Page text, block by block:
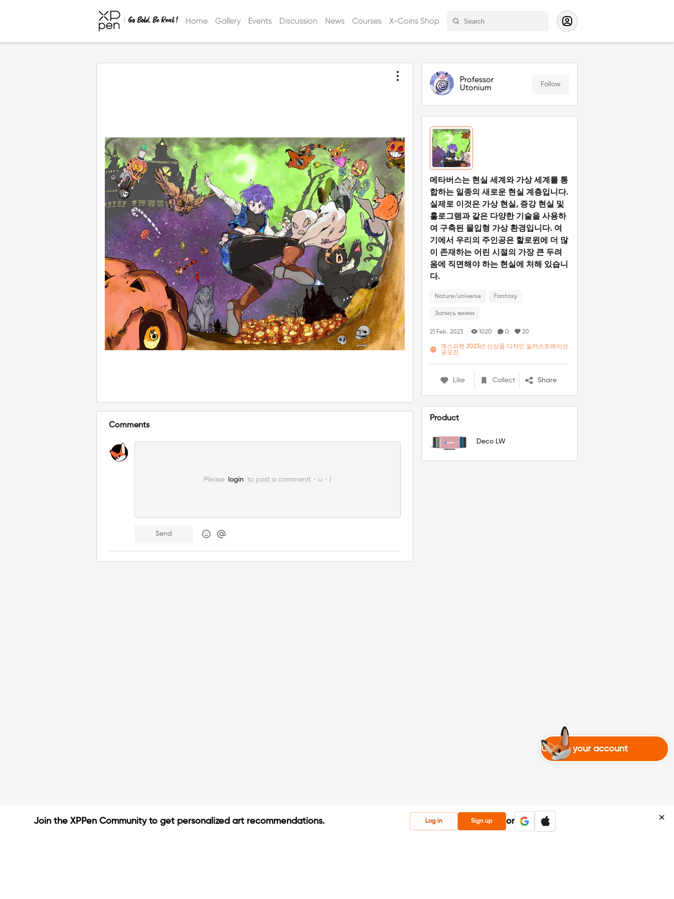
Home Gallery Events Discussion News Courses X-Coins Shop
Join the XPPen Community to get personalized art recommendations. Log in Sign up or
Create your account
Comments
Please loginto post a comment(・ω・)
Send
Professor
Utonium
Follow
메타버스는 현실 세계와 가상 세계를 통
합하는 일종의 새로운 현실 계층입니다.
실제로 이것은 가상 현실, 증강 현실 및
홀로그램과 같은 다양한 기술을 사용하
여 구축된 몰입형 가상 환경입니다. 여
기에서 우리의 주인공은 할로윈에 더 많
이 존재하는 어린 시절의 가장 큰 두려
움에 직면해야 하는 현실에 처해 있습니
다.
Nature/universe Fantasy
Запись жизни
21 Feb. 2023 1020 0 20
엑스피펜 2023년 신상품 디자인 일러스트레이션
공모전
Like Collect Share
Product
Deco LW
Create Account